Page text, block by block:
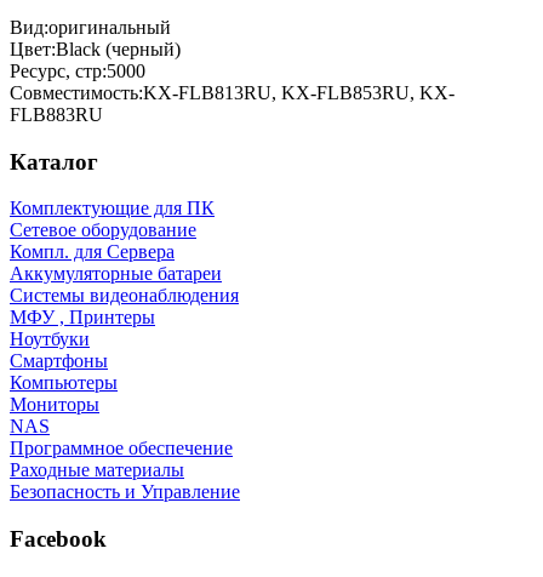
Вид:оригинальный
Цвет:Black (черный)
Ресурс, стр:5000
Совместимость:KX-FLB813RU, KX-FLB853RU, KX-
FLB883RU
Каталог
Комплектующие для ПК
Сетевое оборудование
Компл. для Сервера
Аккумуляторные батареи
Системы видеонаблюдения
МФУ , Принтеры
Ноутбуки
Смартфоны
Компьютеры
Мониторы
NAS
Программное обеспечение
Раходные материалы
Безопасность и Управление
Facebook